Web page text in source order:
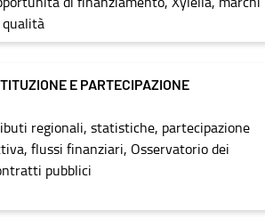
E PARTECIPAZIONE
regionali, statistiche, partecipazione
flussi finanziari, Osservatorio dei
pubblici